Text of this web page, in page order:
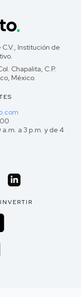
Institución de
Chapalita, C.P.
México.
a 3 p.m. y de 4